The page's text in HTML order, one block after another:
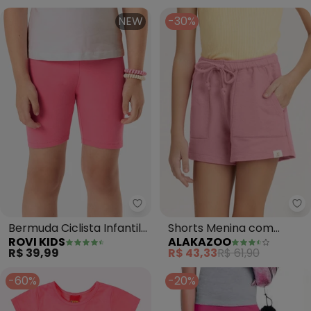
NEW
Rovi Kids - Bermuda Ciclista
Bermuda Ciclista Infantil
Feminina (Rosa)
ROVI KIDS
R$ 39,99
-30%
Shorts Menina com
Bolsos em Moletom
(Rosa)
ALAKAZOO
R$ 43,33R$ 61,90
-60%
-20%